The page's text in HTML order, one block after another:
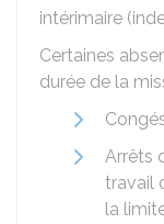
intérimaire
Certaines
durée de la
Arrêts
travail
la